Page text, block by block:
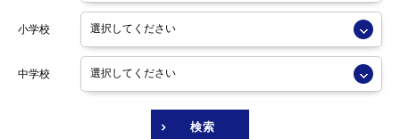
小学校
中学校
検索